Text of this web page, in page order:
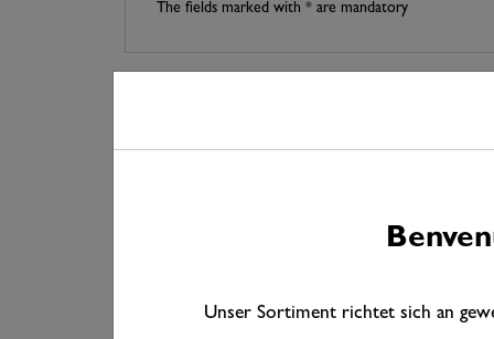
Unser Sortiment richtet sich an
The fields marked with * are mandatory
Panoramica delle nostre
Benvenuti da Jordan – il vostro portale online completo
pavimenti e dai materiali a base di legno alle porte e ai
trovarci online o in una delle nostre 60 filiali in tutta la